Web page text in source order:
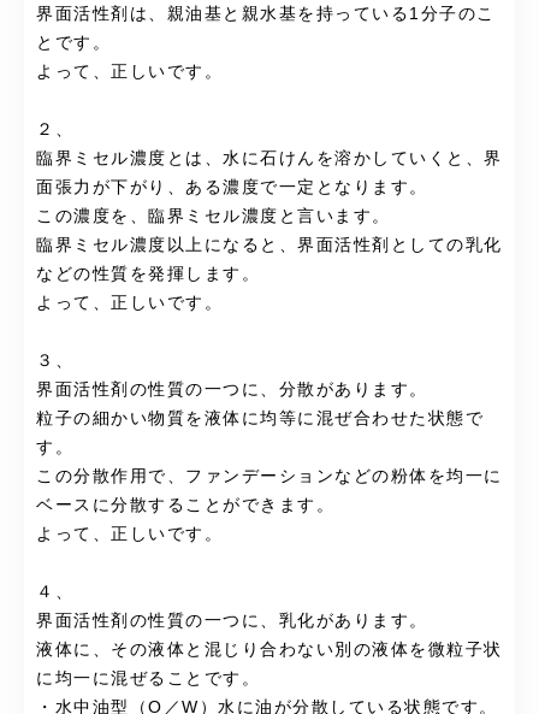
界面活性剤は、親油基と親水基を持っている1分子のこ
とです。
よって、正しいです。
２、
臨界ミセル濃度とは、水に石けんを溶かしていくと、界
面張力が下がり、ある濃度で一定となります。
この濃度を、臨界ミセル濃度と言います。
臨界ミセル濃度以上になると、界面活性剤としての乳化
などの性質を発揮します。
よって、正しいです。
３、
界面活性剤の性質の一つに、分散があります。
粒子の細かい物質を液体に均等に混ぜ合わせた状態で
す。
この分散作用で、ファンデーションなどの粉体を均一に
ベースに分散することができます。
よって、正しいです。
４、
界面活性剤の性質の一つに、乳化があります。
液体に、その液体と混じり合わない別の液体を微粒子状
に均一に混ぜることです。
・水中油型（O／W）水に油が分散している状態です。